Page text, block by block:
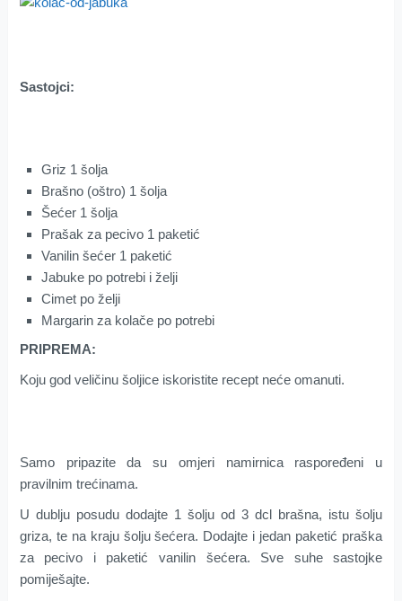
Sastojci:
Griz 1 šolja
Brašno (oštro) 1 šolja
Šećer 1 šolja
Prašak za pecivo 1 paketić
Vanilin šećer 1 paketić
Jabuke po potrebi i želji
Cimet po želji
Margarin za kolače po potrebi
PRIPREMA:
Koju god veličinu šoljice iskoristite recept neće omanuti.
Samo pripazite da su omjeri namirnica raspoređeni u
pravilnim trećinama.
U dublju posudu dodajte 1 šolju od 3 dcl brašna, istu šolju
griza, te na kraju šolju šećera. Dodajte i jedan paketić praška
za pecivo i paketić vanilin šećera. Sve suhe sastojke
pomiješajte.